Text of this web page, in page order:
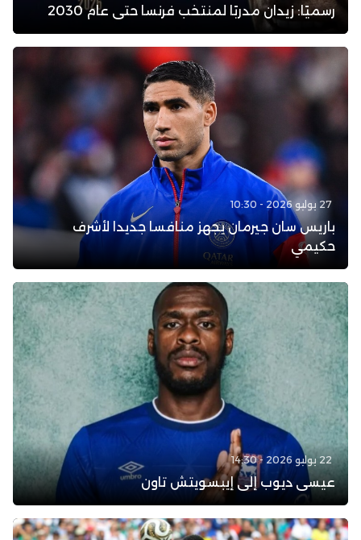
رسميًا: زيدان مدربًا لمنتخب فرنسا حتى عام 2030
27 يوليو 2026 - 10:30
باريس سان جيرمان يجهز منافسا جديدا لأشرف
حكيمي
22 يوليو 2026 - 14:30
عيسى ديوب إلى إيبسويتش تاون